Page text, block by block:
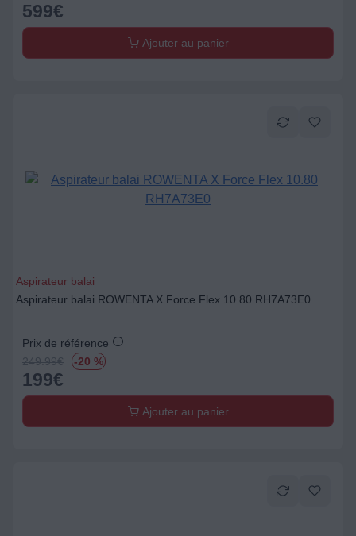
599€
Ajouter au panier
Aspirateur balai
Aspirateur balai ROWENTA X Force Flex 10.80 RH7A73E0
Prix de référence
249.99€ -20 %
199€
Ajouter au panier